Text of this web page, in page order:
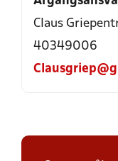
Claus
40349006